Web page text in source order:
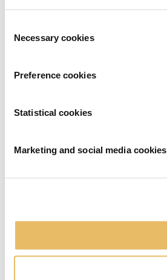
Necessary cookies
Preference cookies
Statistical cookies
Marketing and social media cookies